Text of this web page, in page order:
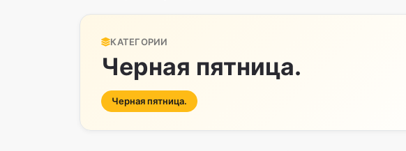
КАТЕГОРИИ
Черная пятница.
Черная пятница.